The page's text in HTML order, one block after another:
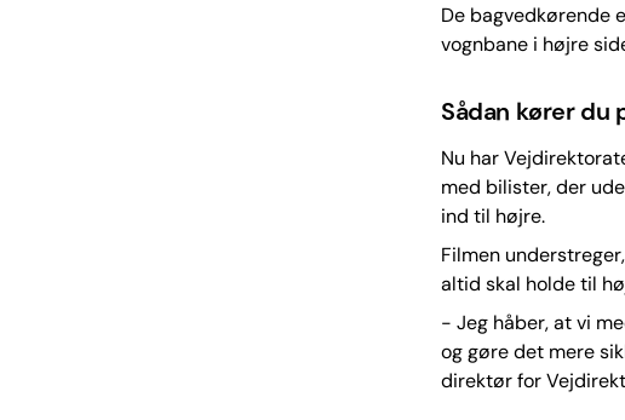
De bagvedkørende
vognbane i højre
Sådan kører du
Nu har
med bilister, der
ind til højre.
Filmen
altid skal holde til
- Jeg håber, at vi
og gøre det mere
direktør for